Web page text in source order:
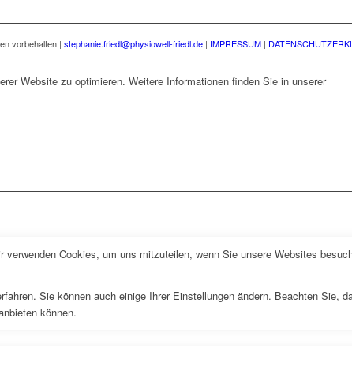
vorbehalten | stephanie.friedl@physiowell-friedl.de | IMPRESSUM |
Website zu optimieren. Weitere Informationen finden Sie in unserer
Cookies, um uns mitzuteilen, wenn Sie unsere Websites
Sie können auch einige Ihrer Einstellungen ändern. Beachten Sie,
können.